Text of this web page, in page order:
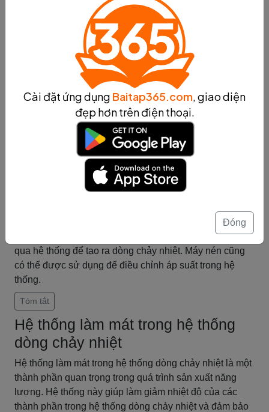
thường được sử dụng trong các ứng dụng công nghiệp
như làm mát trong các tòa nhà cao tầng hoặc trong các
thiết bị điều hòa không khí.
Máy nén trục vít sử dụng hai trục vít xoắn để nén khí
hoặc chất lỏng. Không giống như máy nén piston, máy
nén trục vít không có bất kỳ bộ phận chạm vào nhau,
điều này giúp giảm thiểu ma sát và tiếng ồn. Máy nén
trục vít thường được sử dụng trong các ứng dụng công
nghiệp như sản xuất thực phẩm và đồ uống.
Máy nén ly tâm sử dụng một bộ phận ly tâm để nén khí
hoặc chất lỏng. Bộ phận ly tâm quay với tốc độ cao, tạo
ra lực ly tâm để nén khí hoặc chất lỏng. Máy nén ly tâm
thường được sử dụng trong các ứng dụng công nghiệp
như làm mát trong các tòa nhà cao tầng hoặc trong các
Trong quá trình dòng chảy nhiệt, máy nén được sử dụng
để nén khí hoặc chất lỏng trước khi chúng được đẩy
qua hệ thống để tạo ra dòng chảy nhiệt. Máy nén cũng
có thể được sử dụng để điều chỉnh áp suất trong hệ
thống.
Tóm tắt
Hệ thống làm mát trong hệ thống
dòng chảy nhiệt
Hệ thống làm mát trong hệ thống dòng chảy nhiệt là một
thành phần quan trọng trong quá trình sản xuất năng
lượng. Hệ thống này giúp làm giảm nhiệt độ của các
thành phần trong hệ thống dòng chảy nhiệt và đảm bảo
Cài đặt ứng dụng Baitap365.com, giao diện
đẹp hơn trên điện thoại.
Đóng